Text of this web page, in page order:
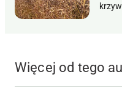
Więcej od tego